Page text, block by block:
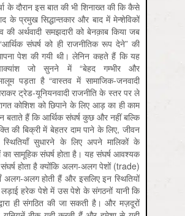
के दौरान इस बात की भी शिनाख्त की कि कैसे
के प्रमुख सिद्धान्तकार और बाद में मेन्शेविकों
की अर्थवादी समझदारी को बेनक़ाब किया जब
“आर्थिक संघर्ष को ही राजनीतिक रूप देने” की
पेश की गयी थी। लेनिन कहते हैं कि यह
जो सुनने में “बेहद गम्भीर और
मालूम पड़ता है “वास्तव में सामाजिक-जनवादी
ट्रेड-यूनियनवादी राजनीति के स्तर पर ले
कोशिश को छिपाने के लिए आड़ का ही काम
बताते हैं कि आर्थिक संघर्ष कुछ और नहीं बल्कि
की बिक्री में बेहतर दाम पाने के लिए, जीवन
स्थितियाँ सुधारने के लिए अपने मालिकों के
सामूहिक संघर्ष होता है। यह संघर्ष आवश्यक
होता है क्योंकि अलग-अलग पेशों (trade)
अलग-अलग होती हैं और इसलिए इन स्थितियों
हरेक पेशे में उस पेशे के संगठनों यानी कि
ही संगठित की जा सकती है। और मज़दूरों